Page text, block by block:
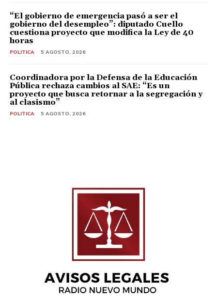
“El gobierno de emergencia pasó a ser el
gobierno del desempleo”: diputado Cuello
cuestiona proyecto que modifica la Ley de 40
horas
POLITICA 5 AGOSTO, 2026
Coordinadora por la Defensa de la Educación
Pública rechaza cambios al SAE: “Es un
proyecto que busca retornar a la segregación y
al clasismo”
POLITICA 5 AGOSTO, 2026